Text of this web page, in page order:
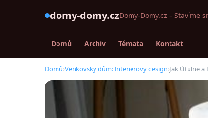
domy-domy.czDomy-Domy.cz – Stavíme
Domů Archiv Témata Kontakt
Domů›Venkovský dům: Interiérový design›Jak Útulně a